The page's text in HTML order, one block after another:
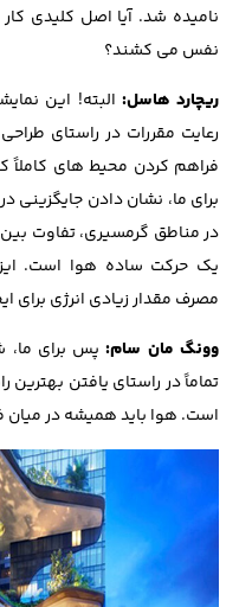
نامیده شد. آیا اصل کلیدی
نفس می کشند؟
ریچارد هاسل: البته! این
رعایت مقررات در راستای
فراهم کردن محیط های
برای ما، نشان دادن جایگزینی
در مناطق گرمسیری، تفاوت
یک حرکت ساده هوا است.
مصرف مقدار زیادی انرژی برای
وونگ مان سام:پس برای ما،
تماماً در راستای یافتن بهترین
است. هوا باید همیشه در